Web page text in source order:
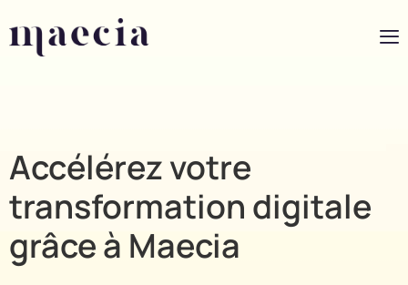
Accélérez votre
transformation digitale
grâce à Maecia